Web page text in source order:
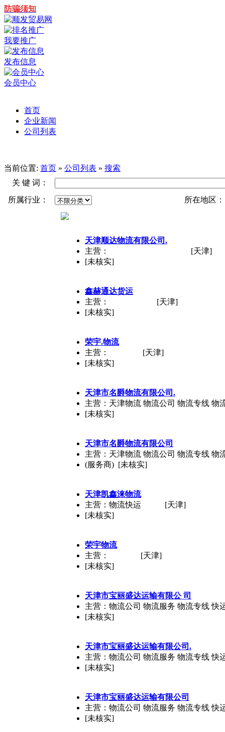
防骗须知
我要推广
发布信息
会员中心
首页
企业新闻
公司列表
当前位置: 首页 » 公司列表 » 搜索
关 键 词：
所属行业：
所在地区：
天津顺达物流有限公司.
主营：
[未核实]
[天津]
鑫赫通达货运
主营：
[未核实]
[天津]
荣宇.物流
主营：
[未核实]
[天津]
天津市名爵物流有限公司.
主营：天津物流 物流公司 物流专线 物
[未核实]
天津市名爵物流有限公司
主营：天津物流 物流公司 物流专线 物
(服务商) [未核实]
天津凯鑫涞物流
主营：物流快运
[未核实]
[天津]
荣宇物流
主营：
[未核实]
[天津]
天津市宝丽盛达运输有限公 司
主营：物流公司 物流服务 物流专线 快
[未核实]
天津市宝丽盛达运输有限公司.
主营：物流公司 物流服务 物流专线 快
[未核实]
天津市宝丽盛达运输有限公司
主营：物流公司 物流服务 物流专线 快
[未核实]